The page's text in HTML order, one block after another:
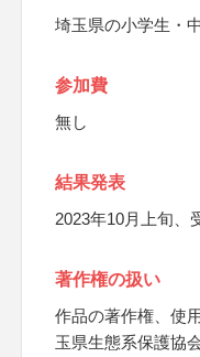
埼玉県の小学生・
参加費
無し
結果発表
2023年10月上旬、
著作権の扱い
作品の著作権、使
玉県生態系保護協